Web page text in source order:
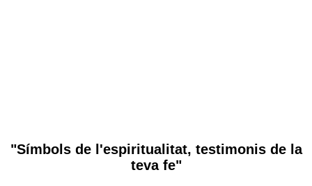
"Símbols de l'espiritualitat, testimonis de la
teva fe"